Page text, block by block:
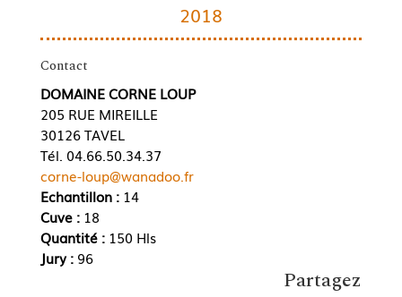
2018
Contact
DOMAINE CORNE LOUP
205 RUE MIREILLE
30126 TAVEL
Tél. 04.66.50.34.37
corne-loup@wanadoo.fr
Echantillon :14
Cuve : 18
Quantité : 150 Hls
Jury : 96
Partagez